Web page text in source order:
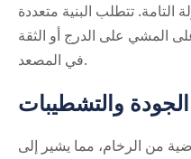
تتطلب البنية متعددة
المشي على الدرج أو الثقة
في المصعد.
الجودة والتشطيبات
من الرخام، مما يشير إلى